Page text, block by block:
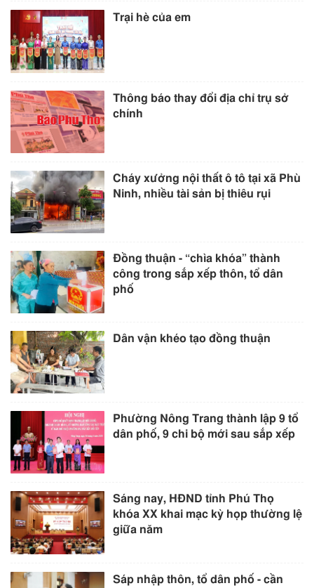
Trại hè của em
Thông báo thay đổi địa chỉ trụ sở
chính
Cháy xưởng nội thất ô tô tại xã Phù
Ninh, nhiều tài sản bị thiêu rụi
Đồng thuận - “chìa khóa” thành
công trong sắp xếp thôn, tổ dân
phố
Dân vận khéo tạo đồng thuận
Phường Nông Trang thành lập 9 tổ
dân phố, 9 chi bộ mới sau sắp xếp
Sáng nay, HĐND tỉnh Phú Thọ
khóa XX khai mạc kỳ họp thường lệ
giữa năm
Sáp nhập thôn, tổ dân phố - cần